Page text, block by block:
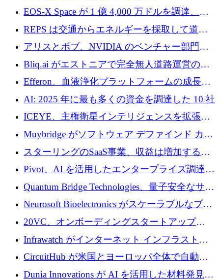
EOS-X Space が 1 億 4,000 万ドルを調達、
Mistral が Emmi AI を買収、Bliq がエストニア
での完全無人道路運営を承認
REPS は交通からエネルギーを採取して道路
を発電所に変えるために 2,360 万ドルを調達
アリスとボブ、NVIDIA のベンチャー部門か
らの投資でシリーズ B を拡大
Bliq.ai がエストニアで完全無人道路運営の承
認を獲得
Efferon、血液浄化プラットフォームの成長に
250万ユーロを確保
AI: 2025 年に最も多くの資金を調達した 10 社
ICEYE、主権衛星インテリジェンスを拡張す
るために 3 億ユーロの信用枠を確保
Muybridge がソフトウェア デファインド カメ
ラ テクノロジーを拡張するためにシリーズ A
で 1,600 万ドルを調達
スターリングのSaaS事業、収益は増加するも
グループ利益は減少
Pivot、AI を活用したエンタープライズ調達プ
ラットフォームを拡大するために 4,000 万ド
ルを調達
Quantum Bridge Technologies、量子安全なサイ
バーセキュリティ インフラストラクチャの拡
Neurosoft Bioelectronics がスケーラブルなブレ
イン コンピューター インターフェイスのため
に 750 万ドルを調達
20VC、オンボーディングスタートアップ
Prelude へのシリーズ A 投資で 2,000 万ドルを
Infrawatch がインターネット インフラストラ
クチャ インテリジェンス向けに 300 万ドルの
プレシードを確保
CircuitHub が米国とヨーロッパ全体で自動電
子機器製造を拡大するために 2,800 万ドルを
Dunia Innovations が AI を活用した材料発見を